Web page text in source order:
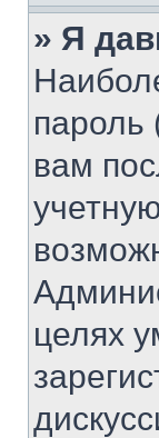
» Я
пароль
вам
целях